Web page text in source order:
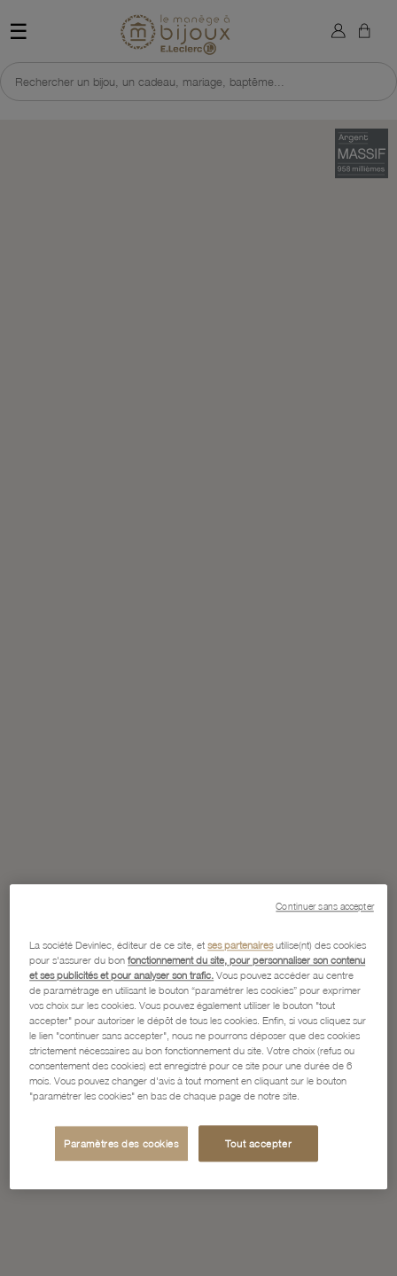
☰ Retour à l'accueil du site
Rechercher un bijou, un cadeau, mariage, baptême...
×
La société Devinlec, éditeur de ce site, etses partenairesutilise(nt) des cookies
pour s'assurer du bonfonctionnement du site, pour personnaliser son contenu
et ses publicités et pour analyser son trafic. Vous pouvez accéder au centre
de paramétrage en utilisant le bouton “paramétrer les cookies” pour exprimer
vos choix sur les cookies. Vous pouvez également utiliser le bouton "tout
accepter" pour autoriser le dépôt de tous les cookies. Enfin, si vous cliquez sur
le lien "continuer sans accepter", nous ne pourrons déposer que des cookies
strictement nécessaires au bon fonctionnement du site. Votre choix (refus ou
consentement des cookies) est enregistré pour ce site pour une durée de 6
mois. Vous pouvez changer d'avis à tout moment en cliquant sur le bouton
"paramétrer les cookies" en bas de chaque page de notre site.
Paramètres des cookies Tout accepter
Continuer sans accepter